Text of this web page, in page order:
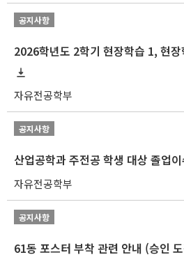
공지사항
자유전공학부
공지사항
산업공학과 주전공 학생 대상 졸업
자유전공학부
공지사항
61동 포스터 부착 관련 안내 (승인